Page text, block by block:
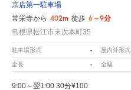
京店第一駐車場
常栄寺から 402m 徒歩 6～9分
島根県松江市末次本町35
駐車場形式 - 屋内外形式
全長 - 全幅
9:00～翌1:00 30分¥100